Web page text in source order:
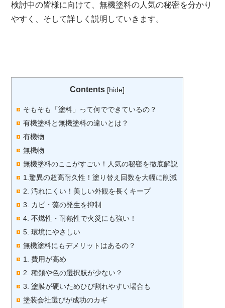
検討中の皆様に向けて、無機塗料の人気の秘密を分かり
やすく、そして詳しく説明していきます。
Contents [hide]
そもそも「塗料」って何でできているの？
有機塗料と無機塗料の違いとは？
有機物
無機物
無機塗料のここがすごい！人気の秘密を徹底解説
1.驚異の超高耐久性！塗り替え回数を大幅に削減
2. 汚れにくい！美しい外観を長くキープ
3. カビ・藻の発生を抑制
4. 不燃性・耐熱性で火災にも強い！
5. 環境にやさしい
無機塗料にもデメリットはあるの？
1. 費用が高め
2. 種類や色の選択肢が少ない？
3. 塗膜が硬いためひび割れやすい場合も
塗装会社選びが成功のカギ